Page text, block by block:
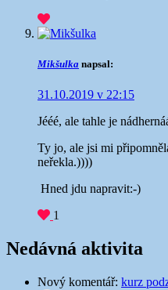
Mikšulka napsal:
31.10.2019 v 22:15
Jééé, ale tahle je
Ty jo, ale jsi mi
neřekla.))))
Hned jdu napravit:-)
1
Nedávná aktivita
Nový komentář: kurz